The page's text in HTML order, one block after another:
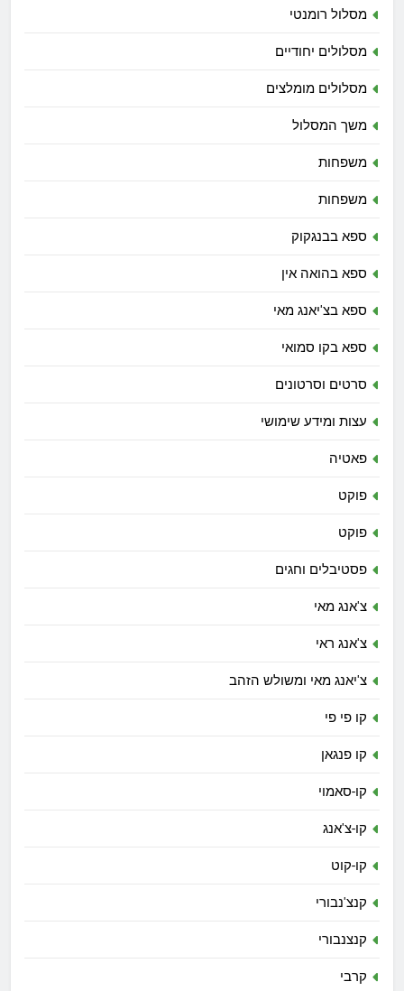
מסלול רומנטי
מסלולים יחודיים
מסלולים מומלצים
משך המסלול
משפחות
משפחות
ספא בבנגקוק
ספא בהואה אין
ספא בצ'יאנג מאי
ספא בקו סמואי
סרטים וסרטונים
עצות ומידע שימושי
פאטיה
פוקט
פוקט
פסטיבלים וחגים
צ'אנג מאי
צ'אנג ראי
צ'יאנג מאי ומשולש הזהב
קו פי פי
קו פנגאן
קו-סאמוי
קו-צ'אנג
קו-קוט
קנצ'נבורי
קנצנבורי
קרבי